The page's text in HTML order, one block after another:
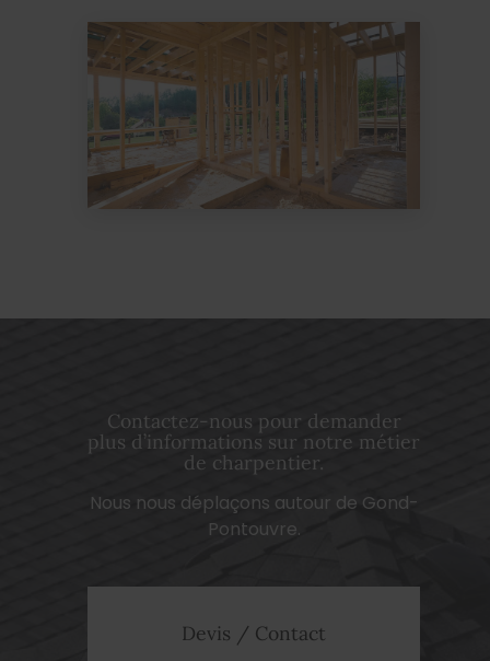
Contactez-nous pour demander
plus d’informations sur notre métier
de charpentier.
Nous nous déplaçons autour de Gond-
Pontouvre.
Devis / Contact